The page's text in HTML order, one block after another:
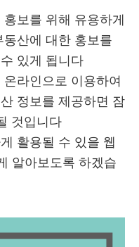
보를 위해 유용하게
산에 대한 홍보를
있게 됩니다
라인으로 이용하여
정보를 제공하면 잠
것입니다
활용될 수 있을 웹
알아보도록 하겠습